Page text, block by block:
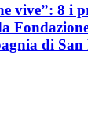
vive”: 8 i
di San